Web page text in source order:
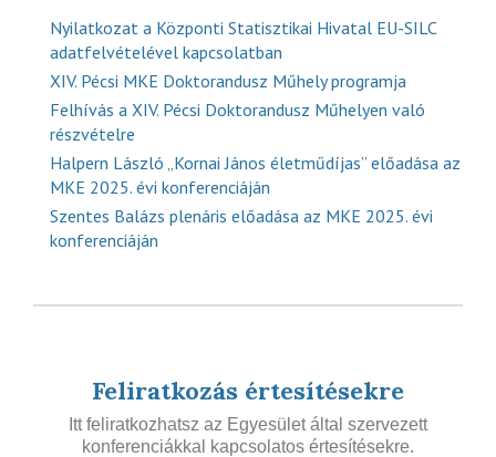
Nyilatkozat a Központi Statisztikai Hivatal EU-SILC
adatfelvételével kapcsolatban
XIV. Pécsi MKE Doktorandusz Műhely programja
Felhívás a XIV. Pécsi Doktorandusz Műhelyen való
részvételre
Halpern László „Kornai János életműdíjas” előadása az
MKE 2025. évi konferenciáján
Szentes Balázs plenáris előadása az MKE 2025. évi
konferenciáján
Feliratkozás értesítésekre
Itt feliratkozhatsz az Egyesület által szervezett
konferenciákkal kapcsolatos értesítésekre.